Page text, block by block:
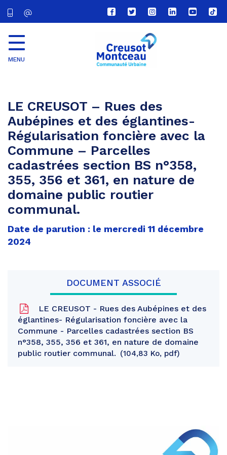
Lien
vers
compte
Facebook
Lien
vers
compte
Twitter
Lien
vers
le
compte
Lien
vers
Lien
vers
Lien
vers
MENU
LE CREUSOT – Rues des
Aubépines et des églantines-
Régularisation foncière avec la
Commune – Parcelles
cadastrées section BS n°358,
355, 356 et 361, en nature de
domaine public routier
communal.
Date de parution : le mercredi 11 décembre
2024
DOCUMENT ASSOCIÉ
LE CREUSOT - Rues des Aubépines et des
églantines- Régularisation foncière avec la
Commune - Parcelles cadastrées section BS
n°358, 355, 356 et 361, en nature de domaine
public routier communal.
104,83 Ko, pdf